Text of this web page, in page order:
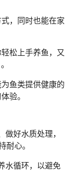
，同时也能在家
松上手养鱼，又
鱼类提供健康的
验。
好水质处理，
耐心。
水循环，以避免